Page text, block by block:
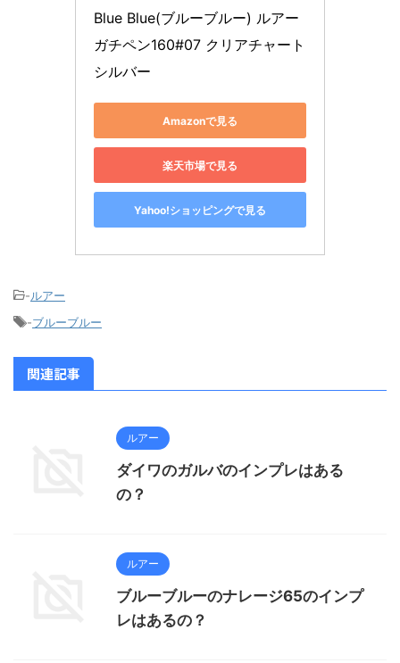
Blue Blue(ブルーブルー) ルアー
ガチペン160#07 クリアチャート
シルバー
Amazonで見る
楽天市場で見る
Yahoo!ショッピングで見る
-ルアー
-ブルーブルー
関連記事
ルアー
ダイワのガルバのインプレはある
の？
ルアー
ブルーブルーのナレージ65のインプ
レはあるの？